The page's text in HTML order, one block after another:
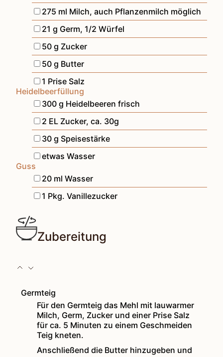
▢
275 ml Milch,auch Pflanzenmilch möglich
▢
21 g Germ, 1/2 Würfel
▢
50 g Zucker
▢
50 g Butter
▢
1 Prise Salz
Heidelbeerfüllung
▢
300 g Heidelbeeren frisch
▢
2 EL Zucker,ca. 30g
▢
30 g Speisestärke
▢
etwas Wasser
Guss
▢
20 ml Wasser
▢
1 Pkg. Vanillezucker
Zubereitung
Germteig
Für den Germteig das Mehl mit lauwarmer
Milch, Germ, Zucker und einer Prise Salz
für ca. 5 Minuten zu einem Geschmeiden
Teig kneten.
Anschließend die Butter hinzugeben und